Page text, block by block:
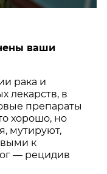
ваши
рака и
лекарств, в
препараты
хорошо, но
мутируют,
к
— рецидив